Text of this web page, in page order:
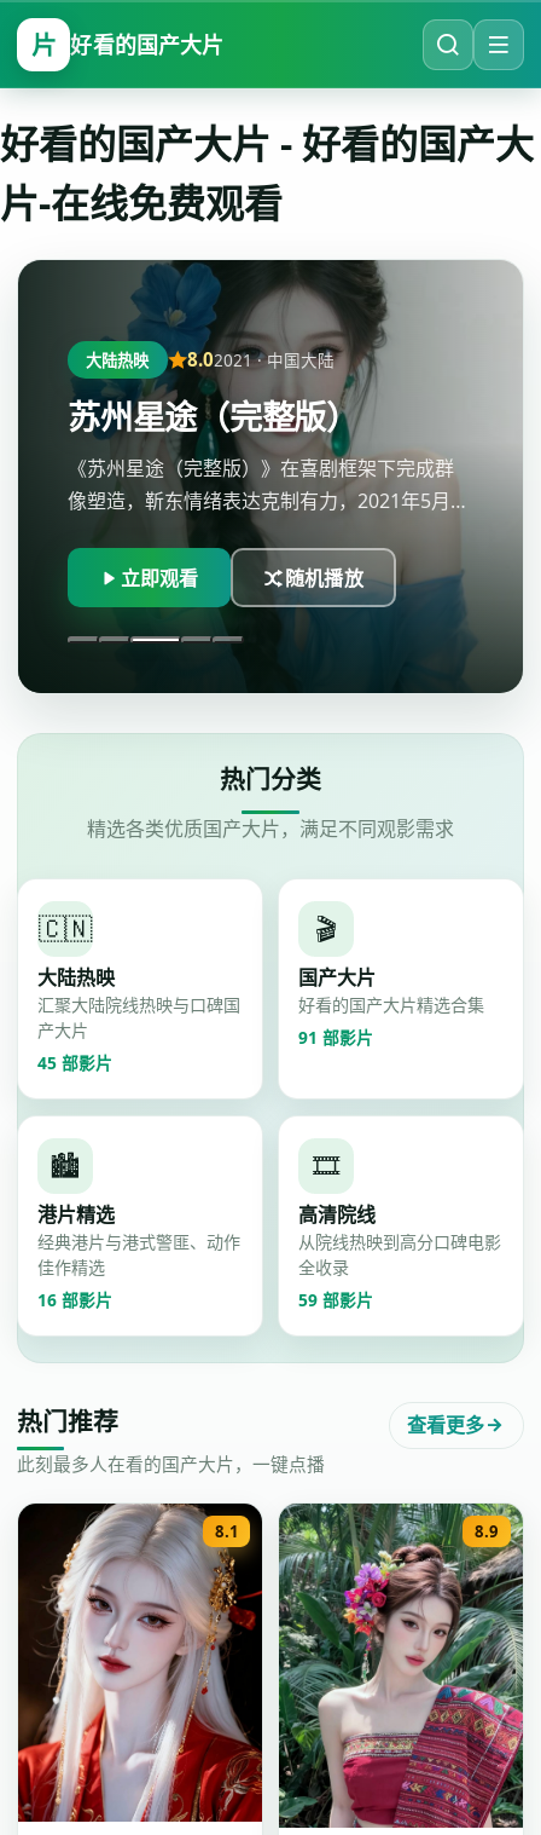
片 好看的国产大片
好看的国产大片 - 好看的国产大
片-在线免费观看
大陆热映 8.02021·中国大陆
苏州星途（完整版）
《苏州星途（完整版）》在喜剧框架下完成群
像塑造，靳东情绪表达克制有力，2021年5月10
日讨论度走高，好看的国产大片-在线免费观看
臻彩画质无…
立即观看 随机播放
热门分类
精选各类优质国产大片，满足不同观影需求
🇨🇳
大陆热映
汇聚大陆院线热映与口碑国
产大片
45 部影片
🎬
国产大片
好看的国产大片精选合集
91 部影片
🏙️
港片精选
经典港片与港式警匪、动作
佳作精选
16 部影片
🎞️
高清院线
从院线热映到高分口碑电影
全收录
59 部影片
热门推荐
此刻最多人在看的国产大片，一键点播
查看更多
8.1 8.9